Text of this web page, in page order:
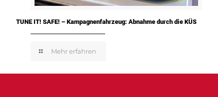
TUNE IT! SAFE! – Kampagnenfahrzeug: Abnahme durch die KÜS
Mehr erfahren